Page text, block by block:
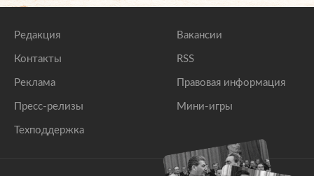
Редакция
Контакты
Реклама
Пресс-релизы
Техподдержка
Вакансии
RSS
Правовая информация
Мини-игры